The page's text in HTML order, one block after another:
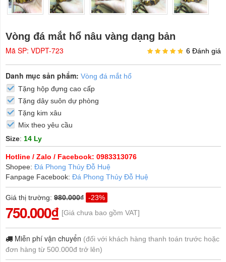
Vòng đá mắt hổ nâu vàng dạng bản
Mã SP: VDPT-723 6 Đánh giá
Danh mục sản phẩm: Vòng đá mắt hổ
Tặng hộp đựng cao cấp
Tặng dây suôn dự phòng
Tặng kim xâu
Mix theo yêu cầu
Size: 14 Ly
Hotline / Zalo / Facebook: 0983313076
Shopee: Đá Phong Thủy Đỗ Huệ
Fanpage Facebook: Đá Phong Thủy Đỗ Huệ
Giá thị trường: 980.000₫ -23%
750.000₫ [Giá chưa bao gồm VAT]
Miễn phí vận chuyển (đối với khách hàng thanh toán trước hoặc
đơn hàng từ 500.000đ trở lên)